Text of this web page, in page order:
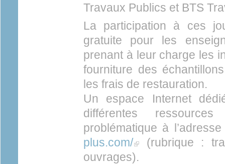
Travaux Publics et BTS
La participation à ces
gratuite pour les
prenant à leur charge les
fourniture des
les frais de restauration.
Un espace Internet
différentes
problématique à
plus.com/(link is external)
(rubrique :
ouvrages).